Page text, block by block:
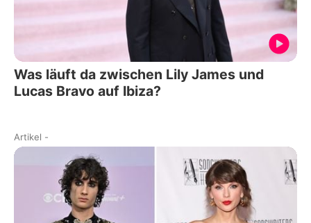
Was läuft da zwischen Lily James und
Lucas Bravo auf Ibiza?
Artikel -